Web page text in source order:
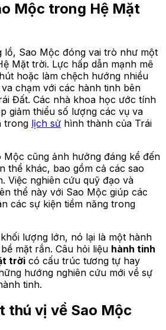
Mộc trong Hệ Mặt
lồ, Sao Mộc đóng vai trò như một
Mặt trời. Lực hấp dẫn mạnh mẽ
hoặc làm chệch hướng nhiều
chạm với các hành tinh bên
Đất. Các nhà khoa học ước tính
giảm thiểu số lượng các vụ va
trong lịch sử hình thành của Trái
Mộc cũng ảnh hưởng đáng kể đến
thể khác, bao gồm cả các sao
Việc nghiên cứu quỹ đạo và
thể này với Sao Mộc giúp các
các sự kiện tiềm năng trong
lượng lớn, nó lại là một hành
mặt rắn. Câu hỏi liệu hành tinh
trời có cấu trúc tương tự hay
hướng nghiên cứu mới về sự
tinh.
thú vị về Sao Mộc